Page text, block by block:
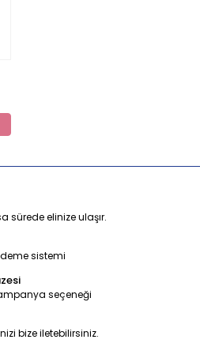
sürede elinize ulaşır.
sistemi
seçeneği
bize iletebilirsiniz.